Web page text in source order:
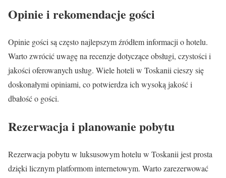
Opinie i rekomendacje gości
Opinie gości są często najlepszym źródłem informacji o hotelu.
Warto zwrócić uwagę na recenzje dotyczące obsługi, czystości i
jakości oferowanych usług. Wiele hoteli w Toskanii cieszy się
doskonałymi opiniami, co potwierdza ich wysoką jakość i
dbałość o gości.
Rezerwacja i planowanie pobytu
Rezerwacja pobytu w luksusowym hotelu w Toskanii jest prosta
dzięki licznym platformom internetowym. Warto zarezerwować